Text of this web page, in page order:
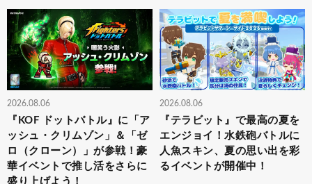
2026.08.06
『KOF ドットバトル』に「ア
ッシュ・クリムゾン」＆「ゼ
ロ（クローン）」が参戦！豪
華イベントで推し活をさらに
盛り上げよう！
2026.08.06
『テラビット』で最高の夏を
エンジョイ！水鉄砲バトルに
人魚スキン、夏の思い出を彩
るイベントが開催中！